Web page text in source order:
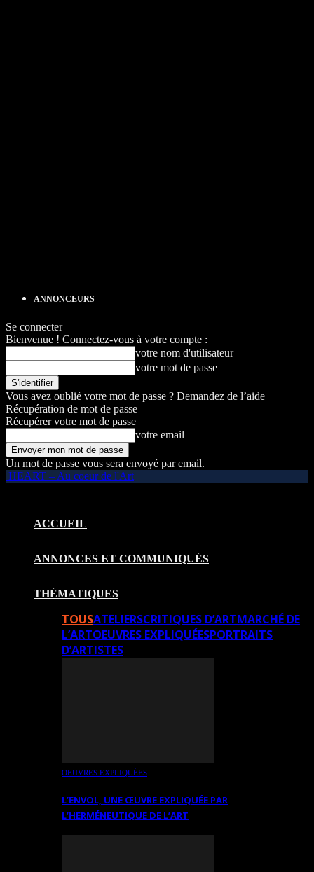
ANNONCEURS
Se connecter
Bienvenue ! Connectez-vous à votre compte :
votre nom d'utilisateur
votre mot de passe
Vous avez oublié votre mot de passe ? Demandez de l’aide
Récupération de mot de passe
Récupérer votre mot de passe
votre email
Un mot de passe vous sera envoyé par email.
HEART – Au coeur de l'Art
ACCUEIL
ANNONCES ET COMMUNIQUÉS
THÉMATIQUES
TOUSATELIERSCRITIQUES D’ARTMARCHÉ DE
L’ARTOEUVRES EXPLIQUÉESPORTRAITS
D’ARTISTES
OEUVRES EXPLIQUÉES
L’ENVOL, UNE ŒUVRE EXPLIQUÉE PAR
L’HERMÉNEUTIQUE DE L’ART